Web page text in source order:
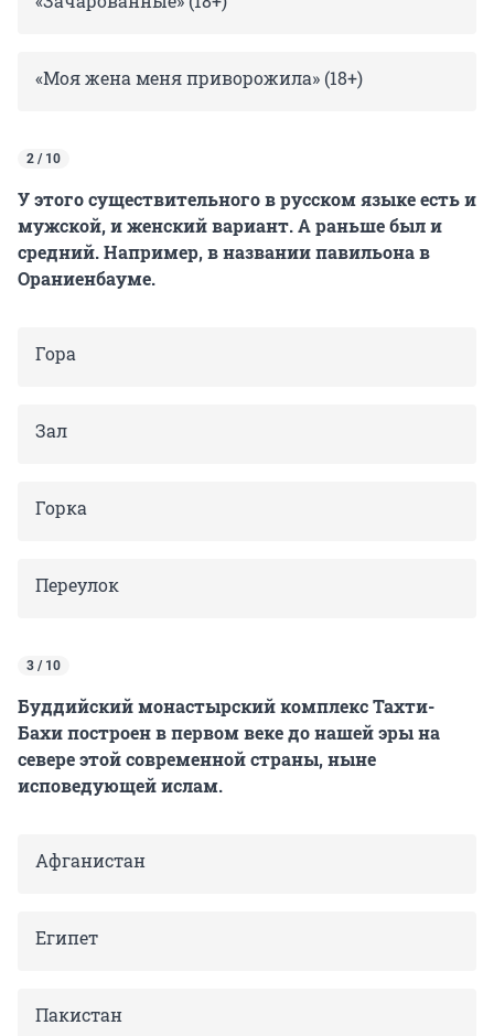
«Моя жена меня приворожила» (18+)
2 / 10
У этого существительного в русском языке есть и
мужской, и женский вариант. А раньше был и
средний. Например, в названии павильона в
Ораниенбауме.
Гора
Зал
Горка
Переулок
3 / 10
Буддийский монастырский комплекс Тахти-
Бахи построен в первом веке до нашей эры на
севере этой современной страны, ныне
исповедующей ислам.
Афганистан
Египет
Пакистан